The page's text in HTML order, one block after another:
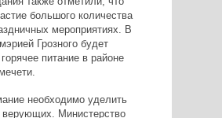
большого количества
мероприятиях. В
Грозного будет
питание в районе
необходимо уделить
верующих. Министерство